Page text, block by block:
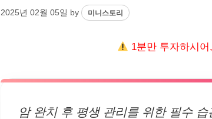
2025년 02월 05일 by 미니스토리
1분만 투자하시
암 완치 후 평생 관리를 위한 필수